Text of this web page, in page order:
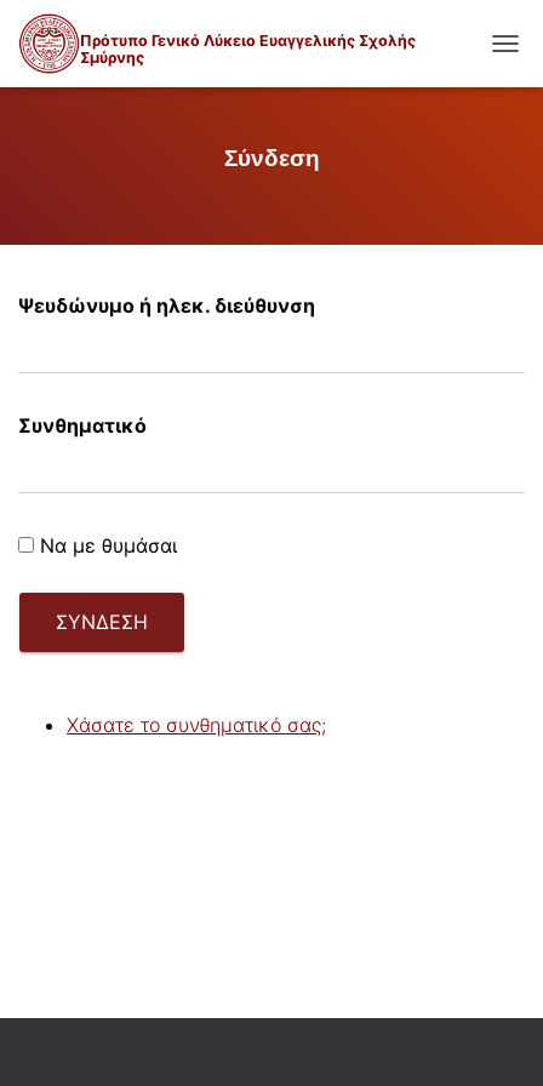
Πρότυπο Γενικό Λύκειο Ευαγγελικής Σχολής
Σμύρνης
Σύνδεση
Ψευδώνυμο ή ηλεκ. διεύθυνση
Συνθηματικό
Να με θυμάσαι
ΣΎΝΔΕΣΗ
Χάσατε το συνθηματικό σας;